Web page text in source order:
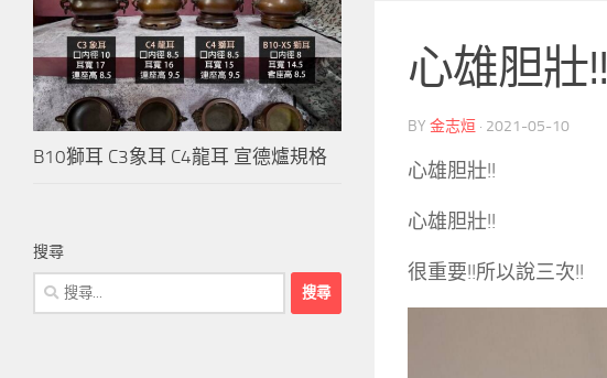
心雄胆壯!!
BY 金志烜 · 2021-05-10
心雄胆壯!!
心雄胆壯!!
很重要!!所以說三次!!
B10獅耳 C3象耳 C4龍耳 宣德爐規格
搜尋
搜
尋